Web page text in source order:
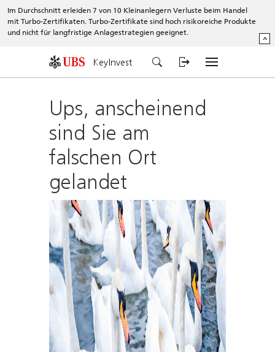
Im Durchschnitt erleiden 7 von 10 Kleinanlegern Verluste beim Handel
mit Turbo-Zertifikaten. Turbo-Zertifikate sind hoch risikoreiche Produkte
und nicht für langfristige Anlagestrategien geeignet.
^
KeyInvest
Ups, anscheinend
sind Sie am
falschen Ort
gelandet